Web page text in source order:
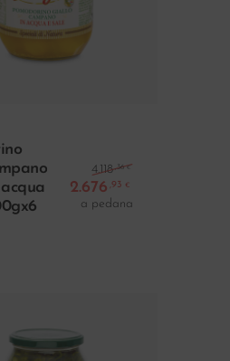
4.118,36€
Il prezzo
2.676 ,93 €
Il prezzo
a pedana